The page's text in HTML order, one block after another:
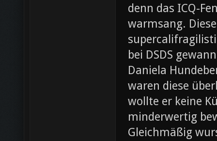
denn das ICQ-
warmsang.
bei DSDS
Daniela
waren diese
wollte er keine
minderwertig
Gleichmäßig